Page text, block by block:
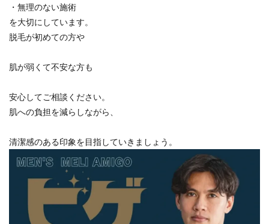
・無理のない施術
を大切にしています。
脱毛が初めての方や
肌が弱くて不安な方も
安心してご相談ください。
肌への負担を減らしながら、
清潔感のある印象を目指していきましょう。